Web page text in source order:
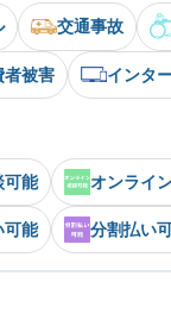
交通事故
者被害 インタ
可能 オンライ
可能 分割払い